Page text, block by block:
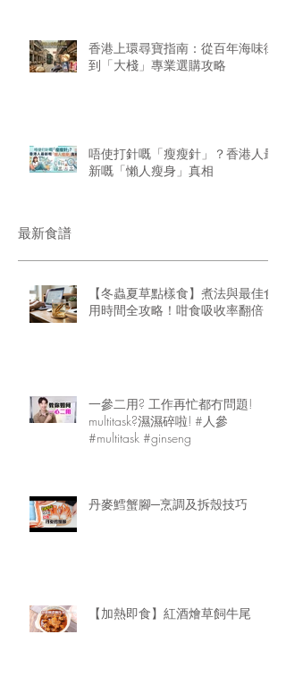
香港上環尋寶指南：從百年海味街
到「大棧」專業選購攻略
唔使打針嘅「瘦瘦針」？香港人最
新嘅「懶人瘦身」真相
最新食譜
【冬蟲夏草點樣食】煮法與最佳食
用時間全攻略！咁食吸收率翻倍
一參二用? 工作再忙都冇問題!
multitask?濕濕碎啦! #人參
#multitask #ginseng
丹麥鱈蟹腳─烹調及拆殼技巧
【加熱即食】紅酒燴草飼牛尾